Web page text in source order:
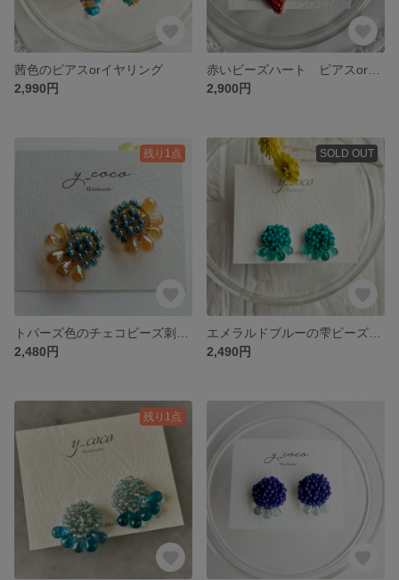
茜色のピアスorイヤリング
2,990円
2,900円
残り1点
2,480円
SOLD OUT
2,490円
残り1点